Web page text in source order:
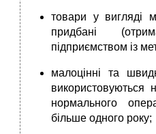
товари у вигляді
придбані
підприємством із
малоцінні та
використовуються
нормального
більше одного року;